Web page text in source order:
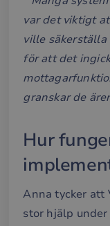
var det viktigt
ville säkerställa
för att det
granskar de
Hur
Anna tycker att
stor hjälp